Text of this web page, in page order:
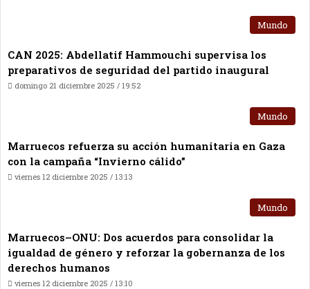
Mundo
CAN 2025: Abdellatif Hammouchi supervisa los
preparativos de seguridad del partido inaugural
domingo 21 diciembre 2025 / 19:52
Mundo
Marruecos refuerza su acción humanitaria en Gaza
con la campaña “Invierno cálido”
viernes 12 diciembre 2025 / 13:13
Mundo
Marruecos–ONU: Dos acuerdos para consolidar la
igualdad de género y reforzar la gobernanza de los
derechos humanos
viernes 12 diciembre 2025 / 13:10